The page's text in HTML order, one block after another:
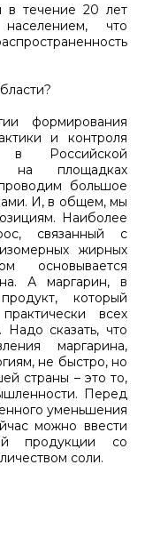
течение 20 лет
что
формирования
и контроля
в Российской
площадках
большое
И, в общем, мы
Наиболее
связанный с
жирных
основывается
А маргарин, в
который
всех
Надо сказать, что
маргарина,
не быстро, но
страны – это то,
Перед
уменьшения
можно ввести
продукции со
соли.